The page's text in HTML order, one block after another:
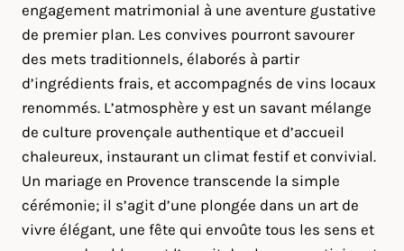
engagement matrimonial à une aventure gustative
de premier plan. Les convives pourront savourer
des mets traditionnels, élaborés à partir
d’ingrédients frais, et accompagnés de vins locaux
renommés. L’atmosphère y est un savant mélange
de culture provençale authentique et d’accueil
chaleureux, instaurant un climat festif et convivial.
Un mariage en Provence transcende la simple
cérémonie; il s’agit d’une plongée dans un art de
vivre élégant, une fête qui envoûte tous les sens et